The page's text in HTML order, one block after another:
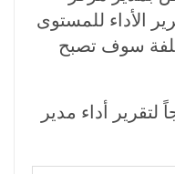
الأداء للمستوى
سوف تصبح
أداء مدير